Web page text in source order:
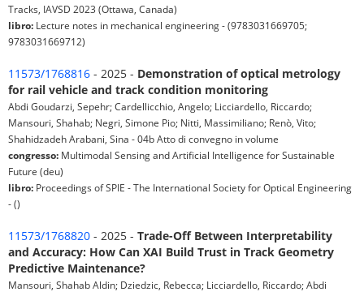
Tracks, IAVSD 2023 (Ottawa, Canada)
libro: Lecture notes in mechanical engineering - (9783031669705;
9783031669712)
11573/1768816 - 2025 - Demonstration of optical metrology
for rail vehicle and track condition monitoring
Abdi Goudarzi, Sepehr; Cardellicchio, Angelo; Licciardello, Riccardo;
Mansouri, Shahab; Negri, Simone Pio; Nitti, Massimiliano; Renò, Vito;
Shahidzadeh Arabani, Sina - 04b Atto di convegno in volume
congresso: Multimodal Sensing and Artificial Intelligence for Sustainable
Future (deu)
libro: Proceedings of SPIE - The International Society for Optical Engineering
- ()
11573/1768820 - 2025 - Trade-Off Between Interpretability
and Accuracy: How Can XAI Build Trust in Track Geometry
Predictive Maintenance?
Mansouri, Shahab Aldin; Dziedzic, Rebecca; Licciardello, Riccardo; Abdi